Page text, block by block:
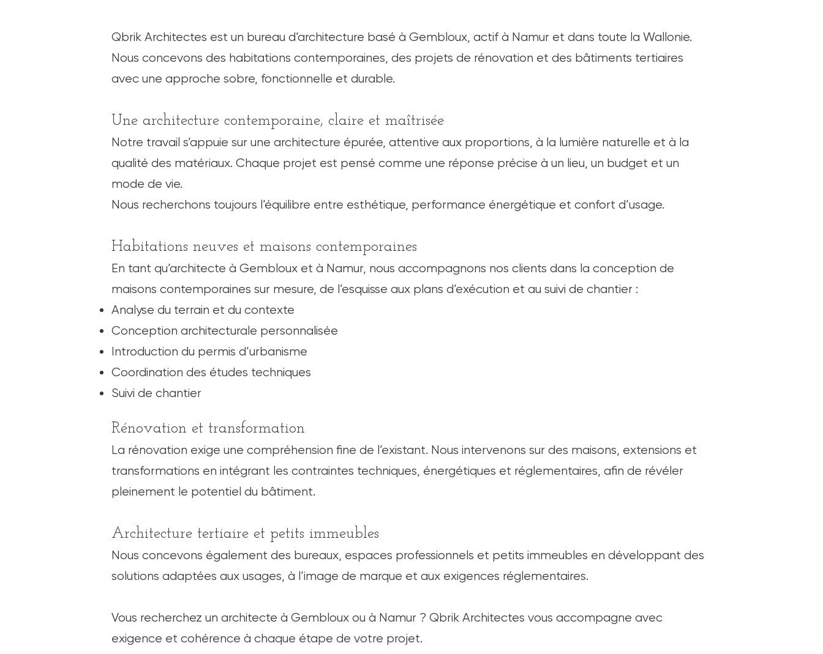
Qbrik Architectes est un bureau d’architecture basé à Gembloux, actif à Namur et dans toute la Wallonie.
Nous concevons des habitations contemporaines, des projets de rénovation et des bâtiments tertiaires
avec une approche sobre, fonctionnelle et durable.
Une architecture contemporaine, claire et maîtrisée
Notre travail s’appuie sur une architecture épurée, attentive aux proportions, à la lumière naturelle et à la
qualité des matériaux. Chaque projet est pensé comme une réponse précise à un lieu, un budget et un
mode de vie.
Nous recherchons toujours l’équilibre entre esthétique, performance énergétique et confort d’usage.
Habitations neuves et maisons contemporaines
En tant qu’architecte à Gembloux et à Namur, nous accompagnons nos clients dans la conception de
maisons contemporaines sur mesure, de l’esquisse aux plans d’exécution et au suivi de chantier :
Analyse du terrain et du contexte
Conception architecturale personnalisée
Introduction du permis d’urbanisme
Coordination des études techniques
Suivi de chantier
Rénovation et transformation
La rénovation exige une compréhension fine de l’existant. Nous intervenons sur des maisons, extensions et
transformations en intégrant les contraintes techniques, énergétiques et réglementaires, afin de révéler
pleinement le potentiel du bâtiment.
Architecture tertiaire et petits immeubles
Nous concevons également des bureaux, espaces professionnels et petits immeubles en développant des
solutions adaptées aux usages, à l’image de marque et aux exigences réglementaires.
Vous recherchez un architecte à Gembloux ou à Namur ? Qbrik Architectes vous accompagne avec
exigence et cohérence à chaque étape de votre projet.